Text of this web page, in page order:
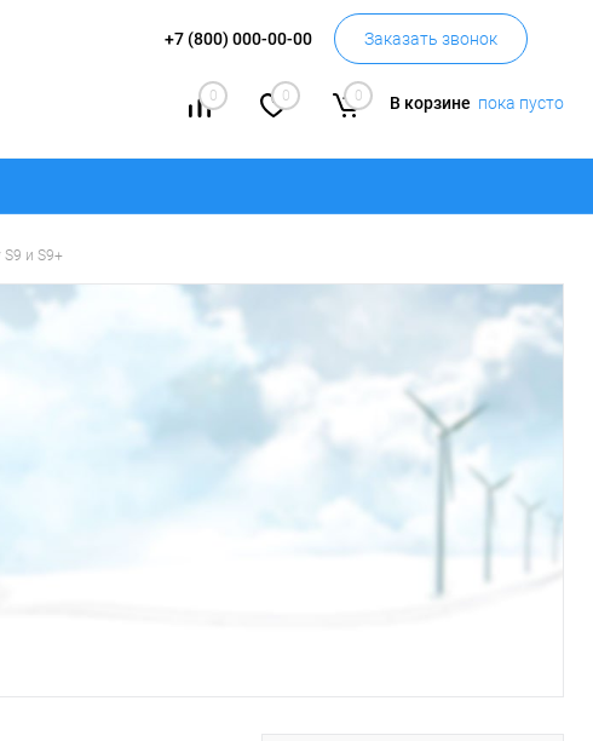
+7 (800) 000-00-00 Заказать звонок
0 0 0 В корзине пока пусто
и S9+